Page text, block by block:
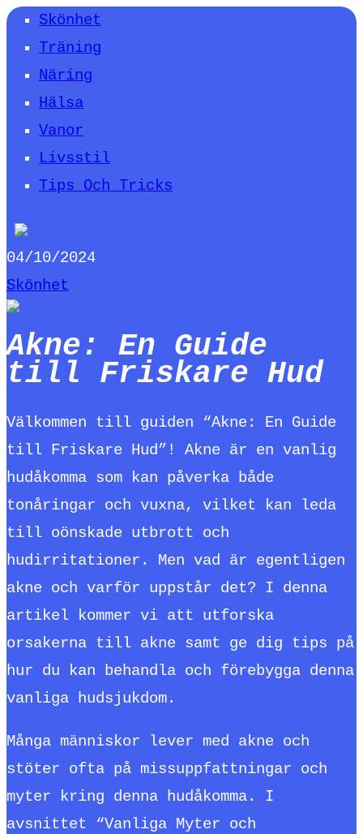
Skönhet
Träning
Näring
Hälsa
Vanor
Livsstil
Tips Och Tricks
04/10/2024
Skönhet
Akne: En Guide
till Friskare Hud
Välkommen till guiden “Akne: En Guide
till Friskare Hud”! Akne är en vanlig
hudåkomma som kan påverka både
tonåringar och vuxna, vilket kan leda
till oönskade utbrott och
hudirritationer. Men vad är egentligen
akne och varför uppstår det? I denna
artikel kommer vi att utforska
orsakerna till akne samt ge dig tips på
hur du kan behandla och förebygga denna
vanliga hudsjukdom.
Många människor lever med akne och
stöter ofta på missuppfattningar och
myter kring denna hudåkomma. I
avsnittet “Vanliga Myter och